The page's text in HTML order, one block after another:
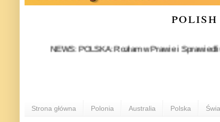
NEWS: POLSKA: Rozłam w Prawie i
Strona główna Polonia Australia Polska